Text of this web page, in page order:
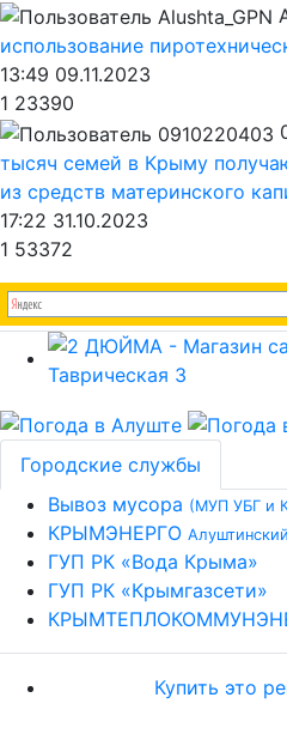
использование
13:49 09.11.2023
1 23390
тысяч семей в Крыму
из средств материнского
17:22 31.10.2023
1 53372
Городские службы
Вывоз мусора (МУП УБГ и
КРЫМЭНЕРГО
ГУП РК «Вода Крыма»
ГУП РК «Крымгазсети»
Купить это